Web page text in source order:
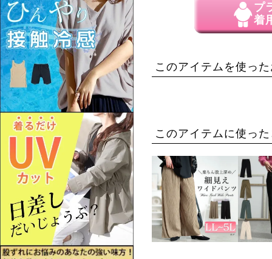
プ
着
このアイテムを使っ
このアイテムに使っ